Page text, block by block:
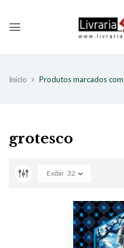
Início Produtos marcados com
grotesco
Exibir 32